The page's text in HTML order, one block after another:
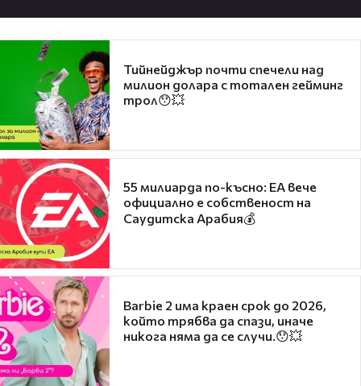
Тийнейджър почти спечели над
милион долара с тотален гейминг
трол😯💥
55 милиарда по-късно: EA вече
официално е собственост на
Саудитска Арабия💰
Barbie 2 има краен срок до 2026,
който трябва да спази, иначе
никога няма да се случи.😯💥